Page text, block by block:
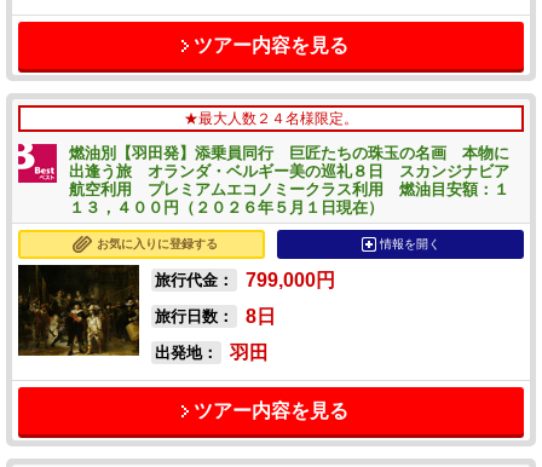
ツアー内容を見る
★最大人数２４名様限定。
燃油別【羽田発】添乗員同行 巨匠たちの珠玉の名画 本物に
出逢う旅 オランダ・ベルギー美の巡礼８日 スカンジナビア
航空利用 プレミアムエコノミークラス利用 燃油目安額：１
１３，４００円（２０２６年５月１日現在）
お気に入りに登録する 情報を開く
旅行代金： 799,000円
旅行日数： 8 日
出発地： 羽田
ツアー内容を見る